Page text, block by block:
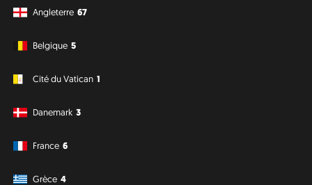
Angleterre 67
Belgique 5
Cité du Vatican 1
Danemark 3
France 6
Grèce 4